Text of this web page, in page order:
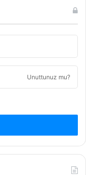
Unuttunuz mu?